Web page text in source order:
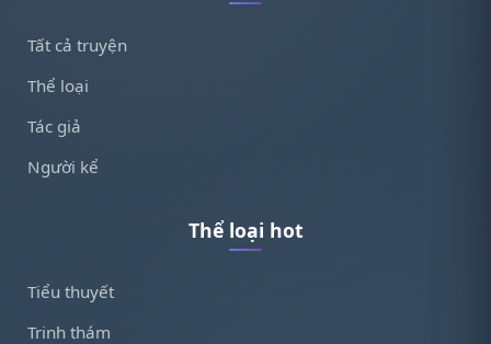
Tất cả truyện
Thể loại
Tác giả
Người kể
Thể loại hot
Tiểu thuyết
Trinh thám